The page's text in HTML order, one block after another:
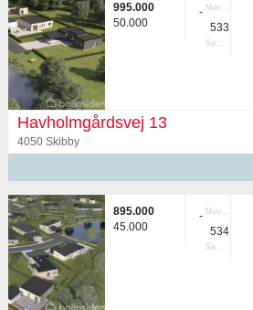
995.000
50.000
- Nuvær.
533
Samlet
Havholmgårdsvej 13
4050 Skibby
895.000
45.000
- Nuvær.
534
Samlet